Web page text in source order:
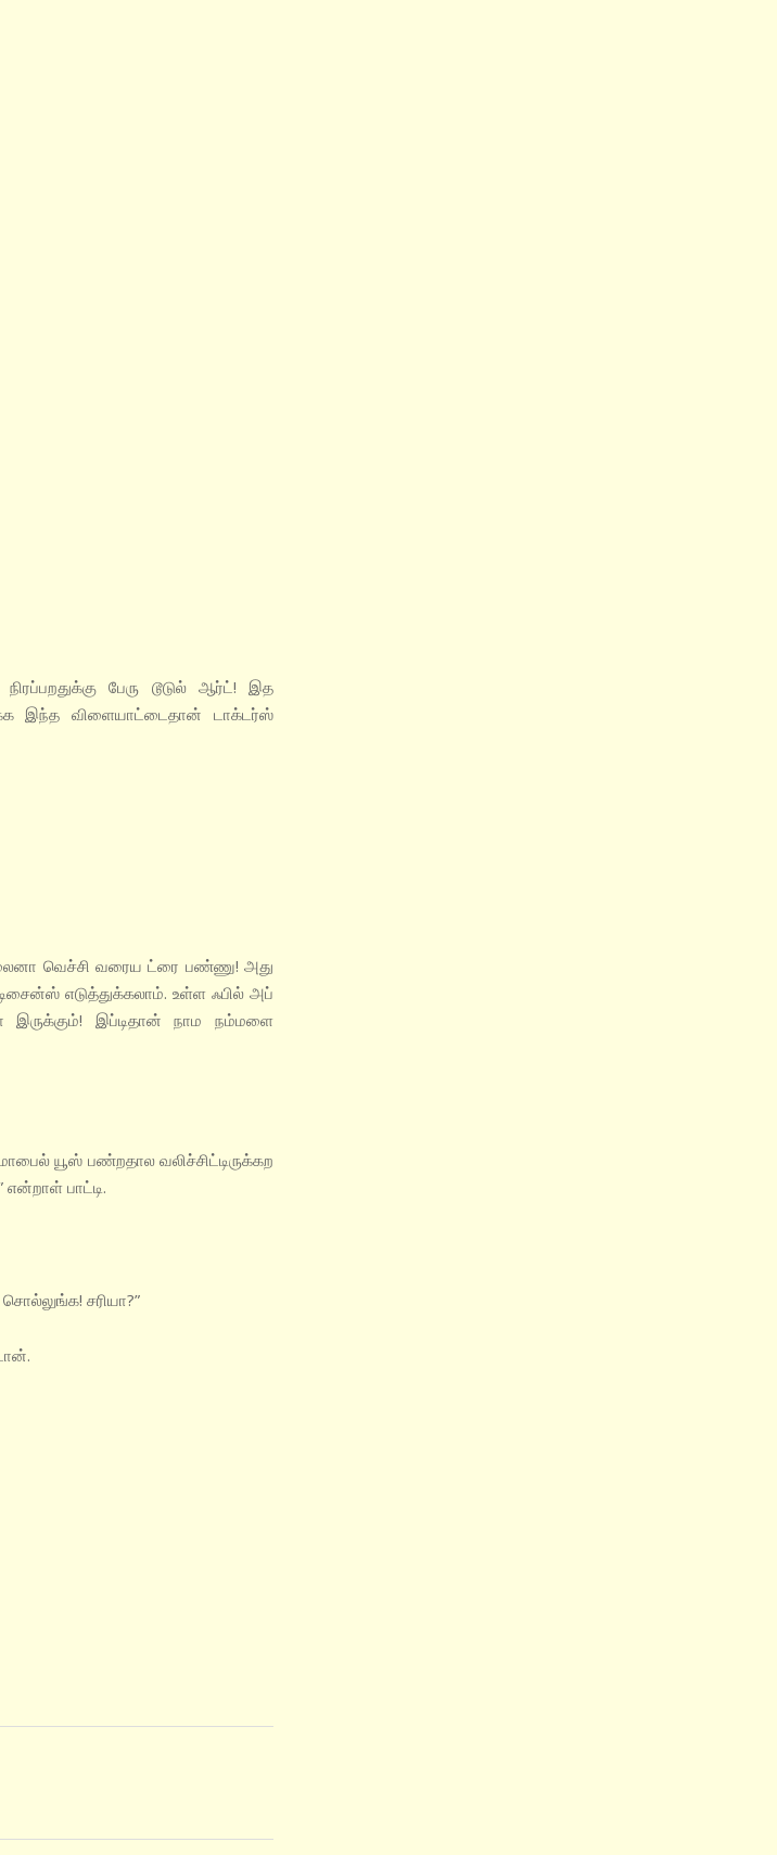
பேரு டூடுல் ஆர்ட்! இத
இந்த விளையாட்டைதான் டாக்டர்ஸ்
வெச்சி வரைய ட்ரை பண்ணு! அது
எடுத்துக்கலாம். உள்ள ஃபில் அப்
இப்டிதான் நாம நம்மளை
யூஸ் பண்றதால வலிச்சிட்டிருக்கற
பாட்டி.
சரியா?”